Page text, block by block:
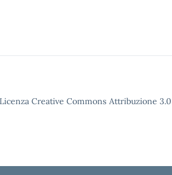
Creative Commons Attribuzione